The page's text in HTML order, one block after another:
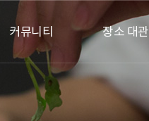
커뮤니티 장소 대관